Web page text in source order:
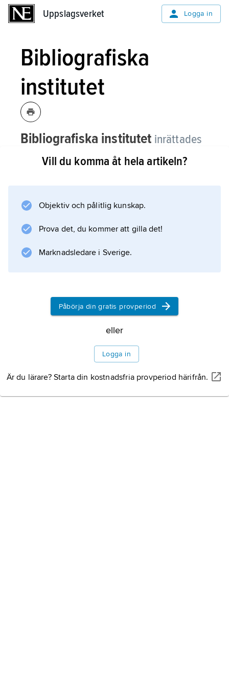
Uppslagsverket Logga in
Bibliografiska
institutet
Bibliografiska institutet inrättades
1953 och knöts till Kungliga biblioteket
med uppgift att ansvara för och
nationalbibliografin, numera
offentliggjord såväl i tryckt form,
Svensk bokförteckning, som i den
offentliggörs nu i LIBRIS. Institutet uppgick
Vill du komma åt hela artikeln?
Objektiv och pålitlig kunskap.
Prova det, du kommer att gilla det!
Marknadsledare i Sverige.
Påbörja din gratis provperiod
eller
Logga in
Är du lärare? Starta din kostnadsfria provperiod härifrån.